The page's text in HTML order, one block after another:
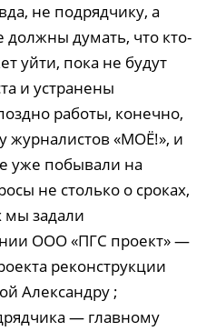
не подрядчику, а
думать, что кто-
уйти, пока не будут
и устранены
работы, конечно,
журналистов «МОЁ!», и
уже побывали на
не столько о сроках,
мы задали
ООО «ПГС проект» —
реконструкции
Александру ;
— главному